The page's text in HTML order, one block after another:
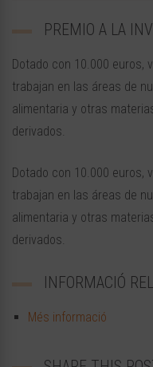
PREMIO A LA
Dotado con 10.000 euros,
trabajan en las áreas de
alimentaria y otras
derivados.
Dotado con 10.000 euros,
trabajan en las áreas de
alimentaria y otras
derivados.
INFORMACIÓ
Més informació